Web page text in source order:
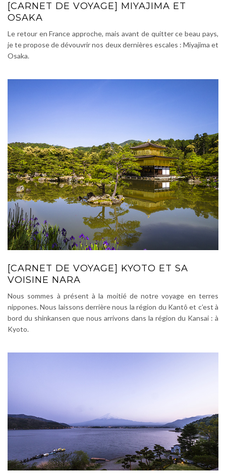
[CARNET DE VOYAGE] MIYAJIMA ET
OSAKA
Le retour en France approche, mais avant de quitter ce beau pays,
je te propose de dévouvrir nos deux dernières escales : Miyajima et
Osaka.
[CARNET DE VOYAGE] KYOTO ET SA
VOISINE NARA
Nous sommes à présent à la moitié de notre voyage en terres
nippones. Nous laissons derrière nous la région du Kantô et c’est à
bord du shinkansen que nous arrivons dans la région du Kansai : à
Kyoto.